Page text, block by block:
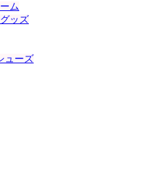
ム
ッズ
ューズ